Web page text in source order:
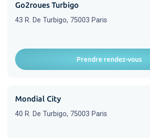
Go2roues Turbigo
43 R. De Turbigo, 75003 Paris
Prendre rendez-vous
Mondial City
40 R. De Turbigo, 75003 Paris